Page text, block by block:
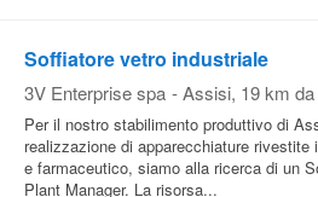
Soffiatore vetro industriale
3V Enterprise spa - Assisi, 19 km
Per il nostro stabilimento produttivo di
realizzazione di apparecchiature rivestite
e farmaceutico, siamo alla ricerca di un
Plant Manager. La risorsa...